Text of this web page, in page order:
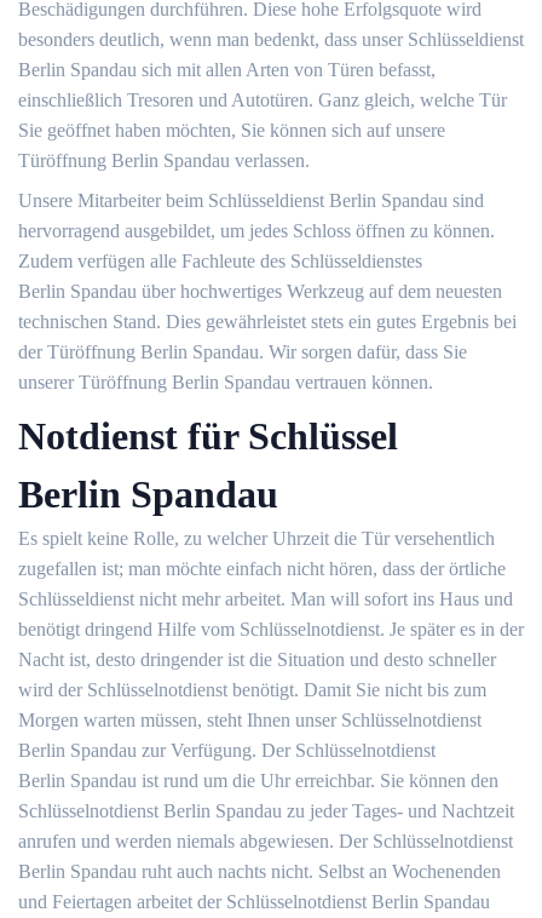
Beschädigungen durchführen. Diese hohe Erfolgsquote wird
besonders deutlich, wenn man bedenkt, dass unser Schlüsseldienst
Berlin Spandau sich mit allen Arten von Türen befasst,
einschließlich Tresoren und Autotüren. Ganz gleich, welche Tür
Sie geöffnet haben möchten, Sie können sich auf unsere
Türöffnung Berlin Spandau verlassen.
Unsere Mitarbeiter beim Schlüsseldienst Berlin Spandau sind
hervorragend ausgebildet, um jedes Schloss öffnen zu können.
Zudem verfügen alle Fachleute des Schlüsseldienstes
Berlin Spandau über hochwertiges Werkzeug auf dem neuesten
technischen Stand. Dies gewährleistet stets ein gutes Ergebnis bei
der Türöffnung Berlin Spandau. Wir sorgen dafür, dass Sie
unserer Türöffnung Berlin Spandau vertrauen können.
Notdienst für Schlüssel
Berlin Spandau
Es spielt keine Rolle, zu welcher Uhrzeit die Tür versehentlich
zugefallen ist; man möchte einfach nicht hören, dass der örtliche
Schlüsseldienst nicht mehr arbeitet. Man will sofort ins Haus und
benötigt dringend Hilfe vom Schlüsselnotdienst. Je später es in der
Nacht ist, desto dringender ist die Situation und desto schneller
wird der Schlüsselnotdienst benötigt. Damit Sie nicht bis zum
Morgen warten müssen, steht Ihnen unser Schlüsselnotdienst
Berlin Spandau zur Verfügung. Der Schlüsselnotdienst
Berlin Spandau ist rund um die Uhr erreichbar. Sie können den
Schlüsselnotdienst Berlin Spandau zu jeder Tages- und Nachtzeit
anrufen und werden niemals abgewiesen. Der Schlüsselnotdienst
Berlin Spandau ruht auch nachts nicht. Selbst an Wochenenden
und Feiertagen arbeitet der Schlüsselnotdienst Berlin Spandau